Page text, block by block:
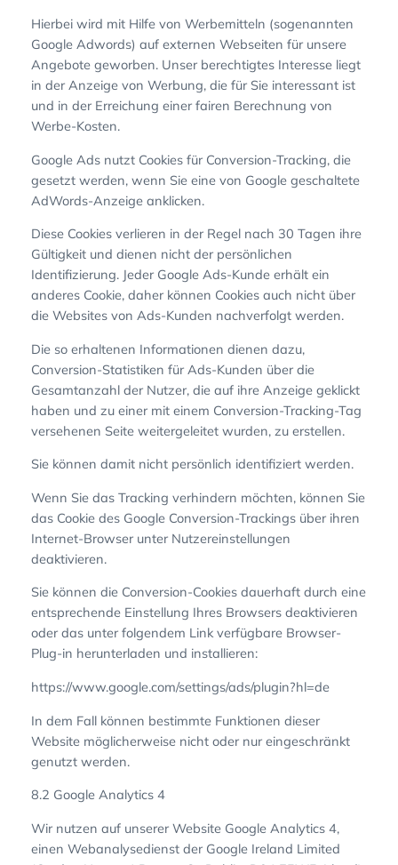
Hierbei wird mit Hilfe von Werbemitteln (sogenannten
Google Adwords) auf externen Webseiten für unsere
Angebote geworben. Unser berechtigtes Interesse liegt
in der Anzeige von Werbung, die für Sie interessant ist
und in der Erreichung einer fairen Berechnung von
Werbe-Kosten.
Google Ads nutzt Cookies für Conversion-Tracking, die
gesetzt werden, wenn Sie eine von Google geschaltete
AdWords-Anzeige anklicken.
Diese Cookies verlieren in der Regel nach 30 Tagen ihre
Gültigkeit und dienen nicht der persönlichen
Identifizierung. Jeder Google Ads-Kunde erhält ein
anderes Cookie, daher können Cookies auch nicht über
die Websites von Ads-Kunden nachverfolgt werden.
Die so erhaltenen Informationen dienen dazu,
Conversion-Statistiken für Ads-Kunden über die
Gesamtanzahl der Nutzer, die auf ihre Anzeige geklickt
haben und zu einer mit einem Conversion-Tracking-Tag
versehenen Seite weitergeleitet wurden, zu erstellen.
Sie können damit nicht persönlich identifiziert werden.
Wenn Sie das Tracking verhindern möchten, können Sie
das Cookie des Google Conversion-Trackings über ihren
Internet-Browser unter Nutzereinstellungen
deaktivieren.
Sie können die Conversion-Cookies dauerhaft durch eine
entsprechende Einstellung Ihres Browsers deaktivieren
oder das unter folgendem Link verfügbare Browser-
Plug-in herunterladen und installieren:
https://www.google.com/settings/ads/plugin?hl=de
In dem Fall können bestimmte Funktionen dieser
Website möglicherweise nicht oder nur eingeschränkt
genutzt werden.
8.2 Google Analytics 4
Wir nutzen auf unserer Website Google Analytics 4,
einen Webanalysedienst der Google Ireland Limited